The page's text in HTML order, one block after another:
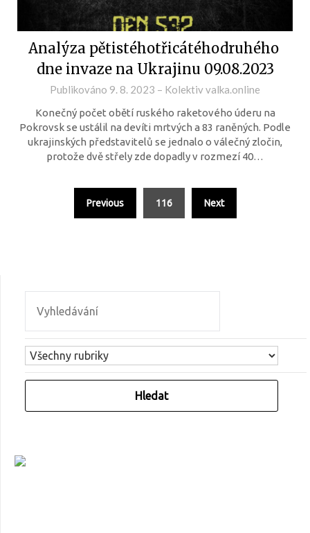
Analýza pětistéhotřicátéhodruhého
dne invaze na Ukrajinu 09.08.2023
Publikováno 9. 8. 2023 – Kolektiv valka.online
Konečný počet obětí ruského raketového úderu na
Pokrovsk se ustálil na devíti mrtvých a 83 raněných. Podle
ukrajinských představitelů se jednalo o válečný zločin,
protože dvě střely zde dopadly v rozmezí 40…
Previous 116 Next